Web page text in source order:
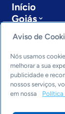
Início
Goiás
Últimas
Entre em
Editorias
Economia
Inovação &
Aviso de
Nós usamos
melhorar a sua
publicidade e
nossos serviços,
em nossa
Política